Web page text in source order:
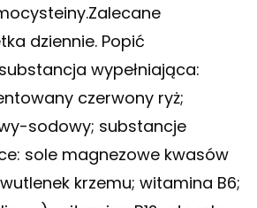
dziennie. Popić
wypełniająca:
czerwony ryż;
sodowy; substancje
sole magnezowe kwasów
krzemu; witamina B6;